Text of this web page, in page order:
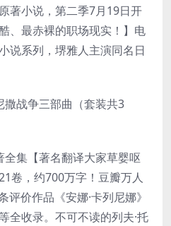
著小说，第二季7月19日开
、最赤裸的职场现实！】电
说系列，堺雅人主演同名日
战争三部曲（套装共3
集【著名翻译大家草婴呕
卷，约700万字！豆瓣万人
价作品《安娜·卡列尼娜》
全收录。不可不读的列夫·托